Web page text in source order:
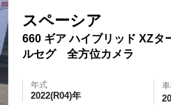
新着物件 修復歴
スペーシア
660 ギア ハイブリッド XZ
ルセグ 全方位カメラ
年式
2022(R04)年